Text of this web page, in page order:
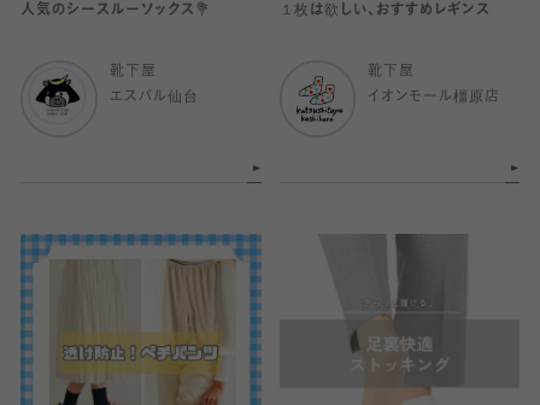
人気のシースルーソックス💐
靴下屋
エスパル仙台
１枚は欲しい、おすすめレギンス
靴下屋
イオンモール橿原店